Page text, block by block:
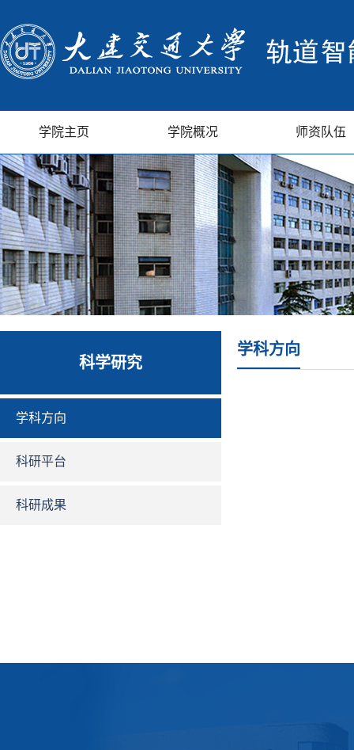
学院主页 学院概况 师资队伍
科学研究
学科方向
科研平台
科研成果
学科方向